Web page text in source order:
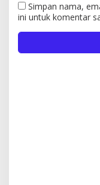
Simpan nama,
ini untuk komentar